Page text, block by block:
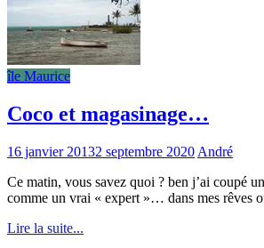
île Maurice
Coco et magasinage…
16 janvier 20132 septembre 2020 André
Ce matin, vous savez quoi ? ben j’ai coupé
comme un vrai « expert »… dans mes rêves
Lire la suite...